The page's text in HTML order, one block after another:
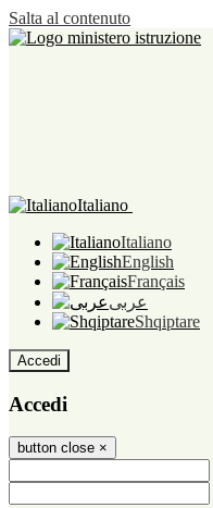
Salta al contenuto
Italiano
Italiano
English
Français
عربى
Shqiptare
Accedi
Accedi
button close ×